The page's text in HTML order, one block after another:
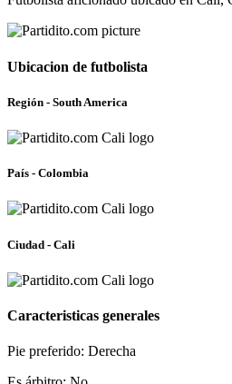
Ubicacion de futbolista
Región - South America
País - Colombia
Ciudad - Cali
Caracteristicas generales
Pie preferido: Derecha